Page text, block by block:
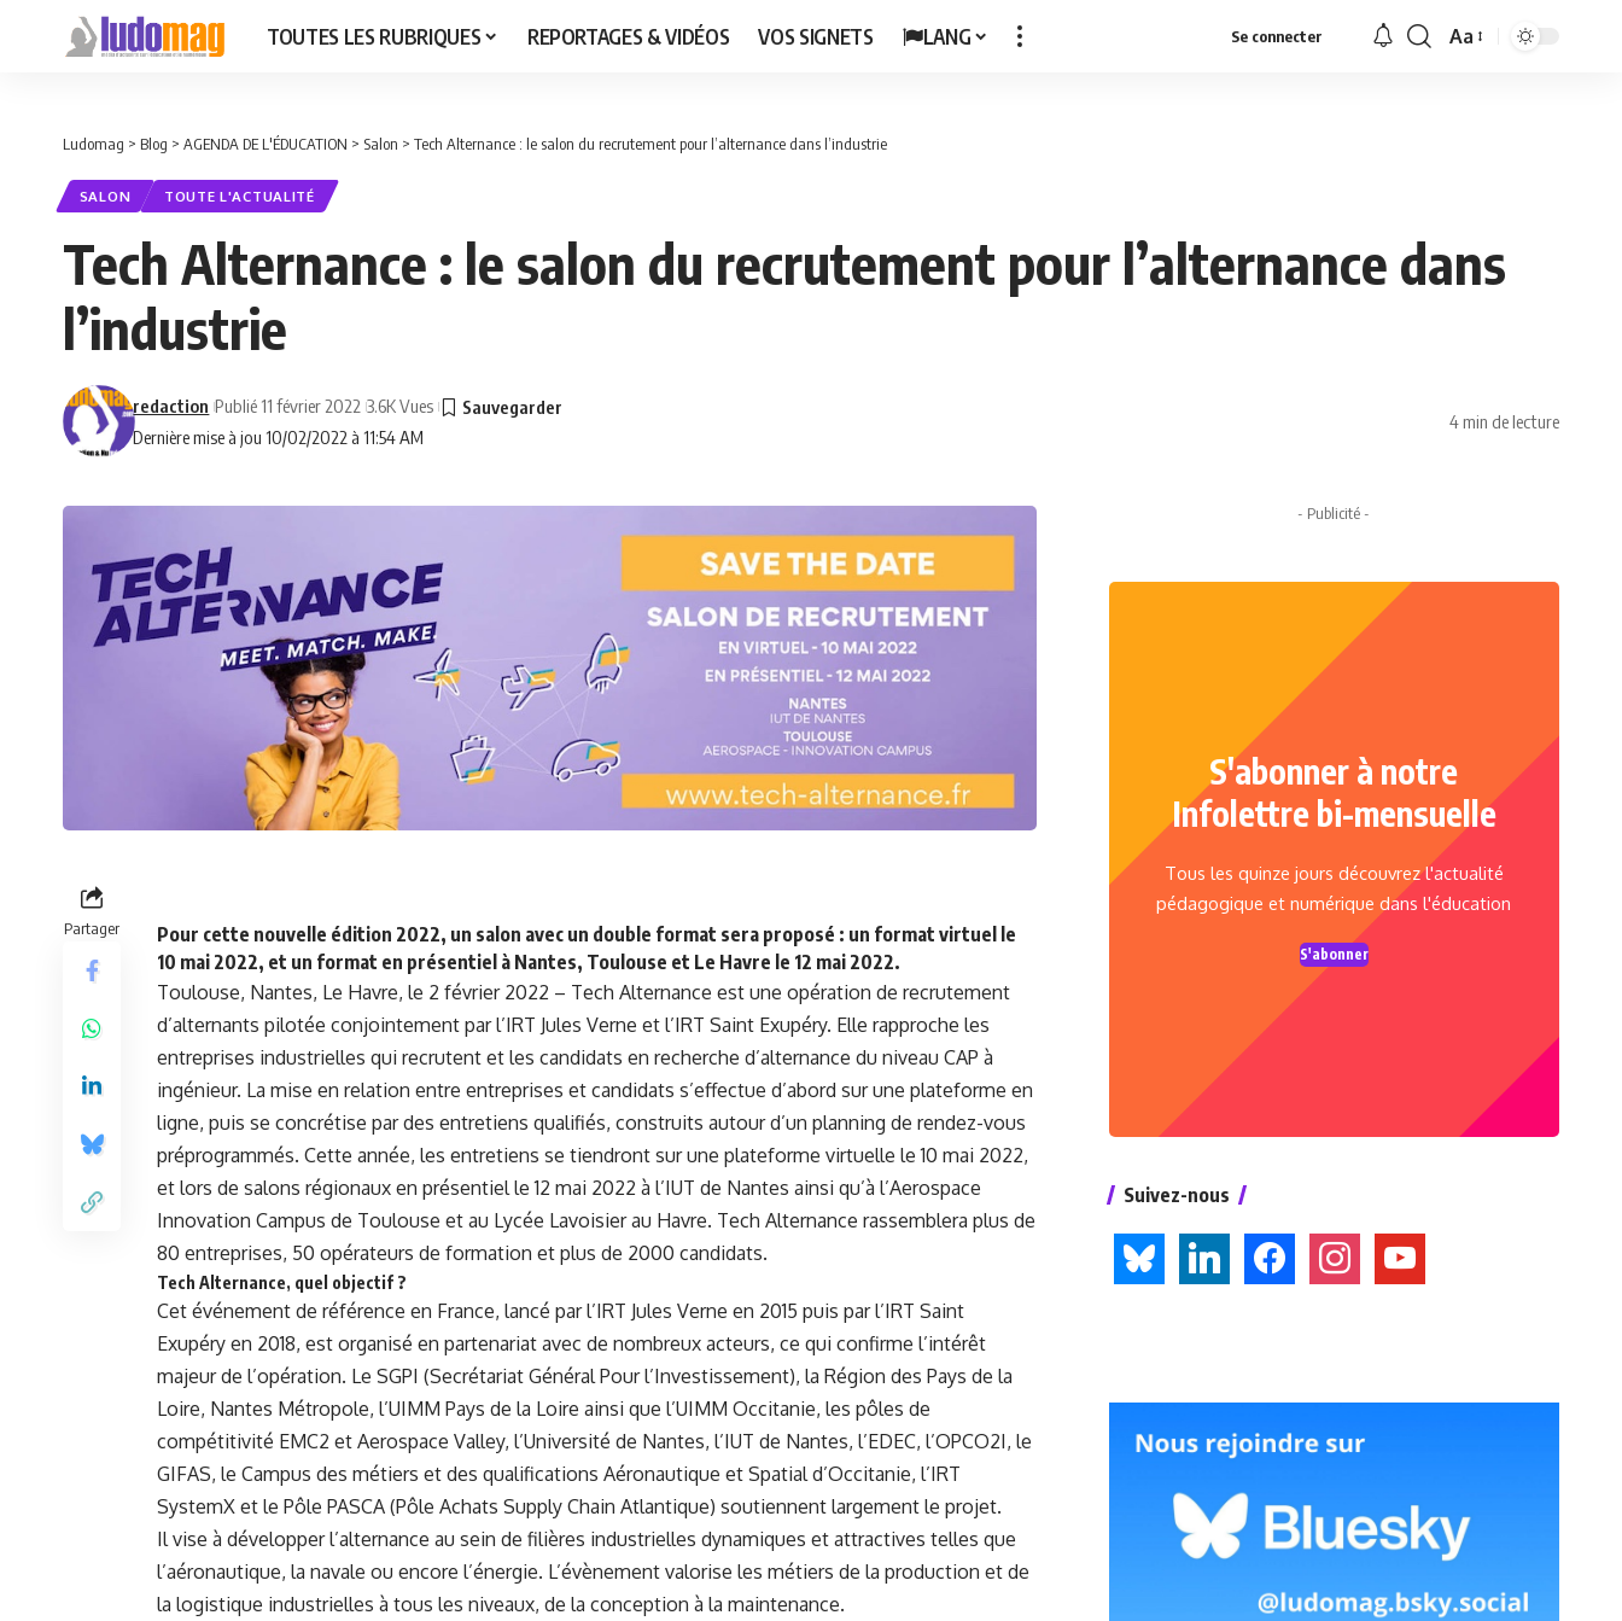
TOUTES LES RUBRIQUES REPORTAGES & VIDÉOS VOS SIGNETS LANG Se connecter
Font
Aa
Ludomag > Blog > AGENDA DE L'ÉDUCATION > Salon > Tech Alternance : le salon du recrutement pour l’alternance dans l’industrie
SALON TOUTE L'ACTUALITÉ
Tech Alternance : le salon du recrutement pour l’alternance dans
l’industrie
Dernière mise à jou 10/02/2022 à 11:54 AM
redaction Publié 11 février 2022 3.6K Vues
4 min de lecture
Partager
Pour cette nouvelle édition 2022, un salon avec un double format sera proposé : un format virtuel le
10 mai 2022, et un format en présentiel à Nantes, Toulouse et Le Havre le 12 mai 2022.
Toulouse, Nantes, Le Havre, le 2 février 2022 – Tech Alternance est une opération de recrutement
d’alternants pilotée conjointement parl’IRT Jules Verne et l’IRT Saint Exupéry. Elle rapproche les
entreprises industrielles qui recrutent et les candidats en recherche d’alternance du niveau CAP à
ingénieur. La mise en relation entre entreprises et candidats s’effectue d’abord sur une plateforme en
ligne, puis se concrétise par des entretiens qualifiés, construits autour d’un planning de rendez-vous
préprogrammés. Cette année, les entretiens se tiendront sur une plateforme virtuelle le 10 mai 2022,
et lors de salons régionaux en présentiel le 12 mai 2022 à l’IUT de Nantes ainsi qu’à l’Aerospace
Innovation Campus de Toulouse et au Lycée Lavoisier au Havre. Tech Alternance rassemblera plus de
80 entreprises, 50 opérateurs de formation et plus de 2000 candidats.
Tech Alternance, quel objectif ?
Cet événement de référence en France, lancé par l’IRT Jules Verne en 2015 puis par l’IRT Saint
Exupéry en 2018, est organisé en partenariat avec de nombreux acteurs, ce qui confirme l’intérêt
majeur de l’opération. Le SGPI (Secrétariat Général Pour l’Investissement), la Région des Pays de la
Loire, Nantes Métropole, l’UIMM Pays de la Loire ainsi que l’UIMM Occitanie, les pôles de
compétitivité EMC2 et Aerospace Valley, l’Université de Nantes, l’IUT de Nantes, l’EDEC, l’OPCO2I, le
GIFAS, le Campus des métiers et des qualifications Aéronautique et Spatial d’Occitanie, l’IRT
SystemX et le Pôle PASCA (Pôle Achats Supply Chain Atlantique) soutiennent largement le projet.
Il vise à développer l’alternance au sein de filières industrielles dynamiques et attractives telles que
l’aéronautique, la navale ou encore l’énergie. L’évènement valorise les métiers de la production et de
la logistique industrielles à tous les niveaux, de la conception à la maintenance.
- Publicité -
S'abonner à notre
Infolettre bi-mensuelle
Tous les quinze jours découvrez l'actualité
pédagogique et numérique dans l'éducation
S'abonner
Suivez-nous
bluesky linkedin facebookinstagramyoutube